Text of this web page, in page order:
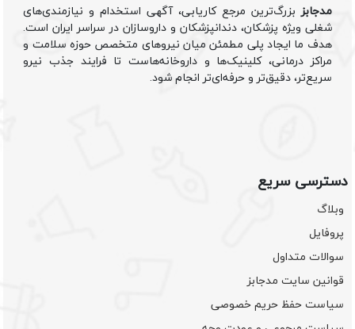
مدجابزبزرگ‌ترین مرجع کاریابی، آگهی استخدام و نیازمندی‌های
شغلی ویژه پزشکان، دندانپزشکان و داروسازان در سراسر ایران است.
هدف ما ایجاد پلی مطمئن میان نیروهای متخصص حوزه سلامت و
مراکز درمانی، کلینیک‌ها و داروخانه‌هاست تا فرایند جذب نیرو
سریع‌تر، دقیق‌تر و حرفه‌ای‌تر انجام شود.
دسترسی سریع
وبلاگ
پروفایل
سوالات متداول
قوانین سایت مدجابز
سیاست حفظ حریم خصوصی